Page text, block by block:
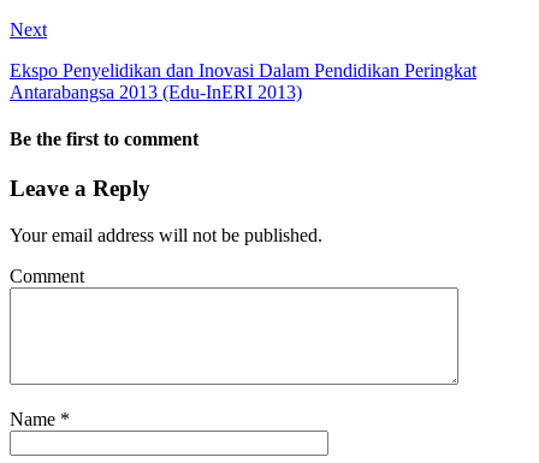
Next
Ekspo Penyelidikan dan Inovasi Dalam Pendidikan Peringkat
Antarabangsa 2013 (Edu-InERI 2013)
Be the first to comment
Leave a Reply
Your email address will not be published.
Comment
Name *